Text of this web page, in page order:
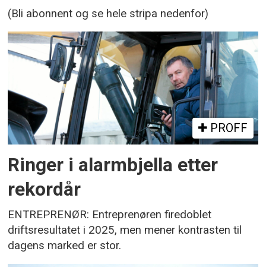
(Bli abonnent og se hele stripa nedenfor)
PROFF
Ringer i alarmbjella etter
rekordår
ENTREPRENØR: Entreprenøren firedoblet
driftsresultatet i 2025, men mener kontrasten til
dagens marked er stor.